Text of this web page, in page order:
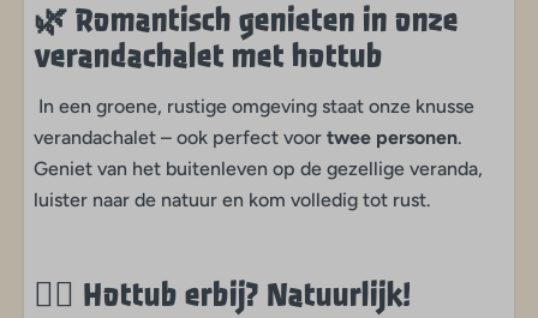
Huisdieren toegestaan
Faciliteiten
Inclusief airconditioning
Inclusief hottub
Inclusief hottub met veel privacy
🌿 Romantisch genieten in onze
verandachalet met hottub
In een groene, rustige omgeving staat onze knusse
verandachalet – ook perfect voor twee personen.
Geniet van het buitenleven op de gezellige veranda,
luister naar de natuur en kom volledig tot rust.
🧖‍♀️ Hottub erbij? Natuurlijk!